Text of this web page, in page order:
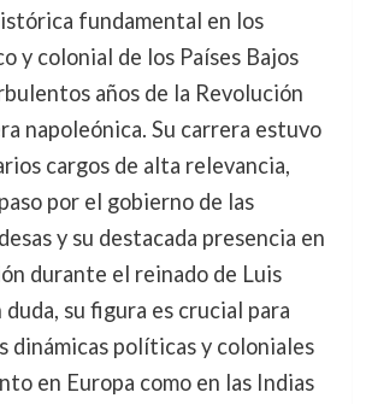
fundamental en los
y colonial de los Países Bajos
años de la Revolución
napoleónica. Su carrera estuvo
cargos de alta relevancia,
por el gobierno de las
y su destacada presencia en
durante el reinado de Luis
su figura es crucial para
dinámicas políticas y coloniales
en Europa como en las Indias